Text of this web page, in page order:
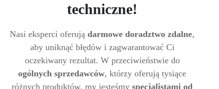
techniczne!
Nasi eksperci oferują darmowe doradztwo zdalne,
aby uniknąć błędów i zagwarantować Ci
oczekiwany rezultat. W przeciwieństwie do
ogólnych sprzedawców, którzy oferują tysiące
różnych produktów, my jesteśmy specjalistami od